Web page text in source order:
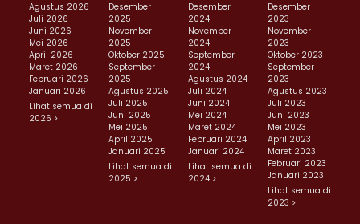
Agustus 2026
Juli 2026
Juni 2026
Mei 2026
April 2026
Maret 2026
Februari 2026
Januari 2026
Lihat semua di
2026 >
Desember
2025
November
2025
Oktober 2025
September
2025
Agustus 2025
Juli 2025
Juni 2025
Mei 2025
April 2025
Januari 2025
Lihat semua di
2025 >
Desember
2024
November
2024
September
2024
Agustus 2024
Juli 2024
Juni 2024
Mei 2024
Maret 2024
Februari 2024
Januari 2024
Lihat semua di
2024 >
Desember
2023
November
2023
Oktober 2023
September
2023
Agustus 2023
Juli 2023
Juni 2023
Mei 2023
April 2023
Maret 2023
Februari 2023
Januari 2023
Lihat semua di
2023 >